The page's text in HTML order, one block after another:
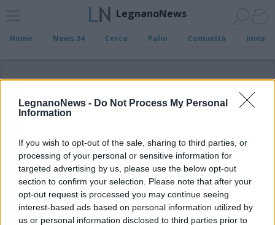
LegnanoNews - Do Not Process My Personal
Information
If you wish to opt-out of the sale, sharing to third parties, or
processing of your personal or sensitive information for
targeted advertising by us, please use the below opt-out
section to confirm your selection. Please note that after your
opt-out request is processed you may continue seeing
interest-based ads based on personal information utilized by
us or personal information disclosed to third parties prior to
LegnanoNews
Home News 24 Cerca Palio Comunità Invia
ADV
Archivio di "ospedale di abbiategrasso"
Filtro per data
Non è stato trovato nessun articolo.